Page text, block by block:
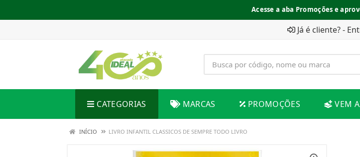
Acesse a aba Promoções e
Já é cliente? -
CATEGORIAS MARCAS PROMOÇÕES VEM
INÍCIO LIVRO INFANTIL CLASSICOS DE SEMPRE TODO LIVRO